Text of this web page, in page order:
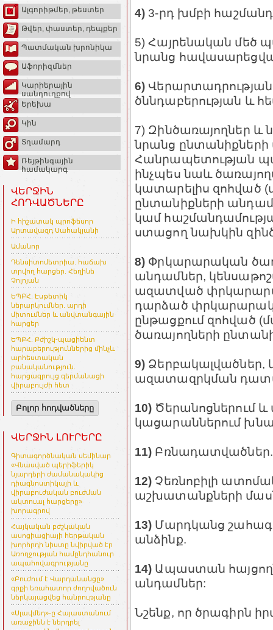
Ալգորիթմեր, թեստեր
Թվեր, փաստեր, դեպքեր
Պատմական խրոնիկա
Աֆորիզմներ
Կարիերային
սանդուղքով
Երեխա
Կին
Տղամարդ
Ռեյթինգային
համակարգ
ՎԵՐՋԻՆ
ՀՈԴՎԱԾՆԵՐԸ
Ի հիշատակ պրոֆեսոր
Արտավազդ Սահակյանի
Ամանոր
Դենսիտոմետրիա. հաճախ
տրվող հարցեր. Հեղինե
Չոլոյան
ԵՊԲՀ. Էսթետիկ
ներարկումներ. արդի
միտումներ և անվտանգային
հարցեր
ԵՊԲՀ. Բժիշկ-պացիենտ
հարաբերություններից մինչև
արհեստական
բանականություն.
հարցազրույց գերմանացի
վիրաբույժի հետ
Բոլոր հոդվածները
ՎԵՐՋԻՆ ԼՈՒՐԵՐԸ
Գիտագործնական սեմինար
«Վնասված պերիֆերիկ
նյարդերի ժամանակակից
դիագնոստիկայի և
վիրաբուժական բուժման
ակտուալ հարցերը»
խորագրով
Հայկական բժշկական
ասոցիացիայի հերթական
խորհրդի նիստը նվիրված էր
Առողջության համընդհանուր
ապահովագրությանը
«Բուժում է Վարդանանցը»
գրքի եռահատոր ժողովածուն
ներկայացվեց հանրությանը
«Սլավմեդ»-ը Հայաստանում
առաջինն է ներդրել
4) 3-րդ խմբի
5) Հայրենական մեծ
նրանց
6) Վերարտադրության
ծննդաբերության և
7) Զինծառայողներ
նրանց
Հանրապետության
ինչպես նաև
կատարելիս զոհված
ընտանիքների
կամ
ստացող նախկին
8) Փրկարարական
անդամներ,
ազատված
դարձած
ընթացքում զոհված
ծառայողների
9) Ձերբակալվածներ,
ազատազրկման
10) Ծերանոցներում
կացարաններում
11) Բռնադատվածներ.
12) Չեռնոբիլի
աշխատանքների
13) Մարդկանց
անձինք.
14) Ապաստան
անդամներ:
Նշենք, որ ծրագիրն